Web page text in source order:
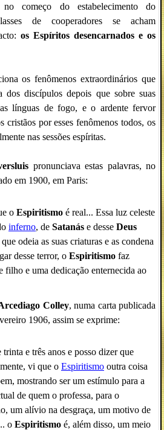
começo do estabelecimento do
de cooperadores se acham
os Espíritos desencarnados e os
os fenômenos extraordinários que
dos discípulos depois que sobre suas
as línguas de fogo, e o ardente fervor
cristãos por esses fenômenos todos, os
nas sessões espíritas.
pronunciava estas palavras, no
em 1900, em Paris:
o Espiritismo é real... Essa luz celeste
inferno, de Satanás e desse Deus
que odeia as suas criaturas e as condena
desse terror, o Espiritismo faz
filho e uma dedicação enternecida ao
Colley, numa carta publicada
1906, assim se exprime:
e três anos e posso dizer que
vi que o Espiritismo outra coisa
mostrando ser um estímulo para a
de quem o professa, para o
um alívio na desgraça, um motivo de
o Espiritismo é, além disso, um meio